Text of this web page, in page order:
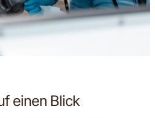
einen Blick